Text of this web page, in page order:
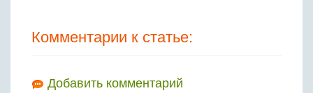
Комментарии к статье:
Добавить комментарий